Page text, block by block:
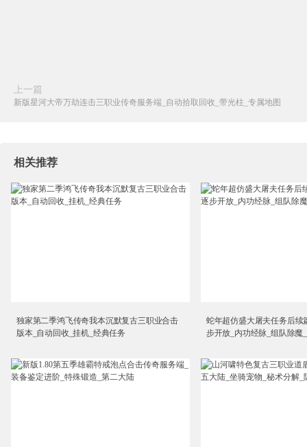
上一篇
新版星河大帝万劫连击三职业传奇服务端_自动拾取回收_带光柱_专属地图
相关推荐
独家第二季鸿飞传奇我本沉默复古三职业合击
版本_自动回收_挂机_经典任务
蛇年超仿盛大屠夫任务后续
步开放_内功经脉_组队除魔